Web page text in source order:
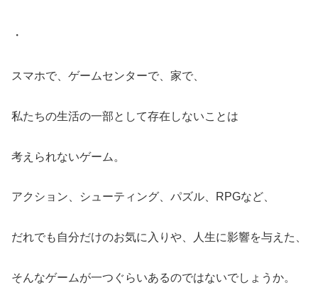
・
スマホで、ゲームセンターで、家で、
私たちの生活の一部として存在しないことは
考えられないゲーム。
アクション、シューティング、パズル、RPGなど、
だれでも自分だけのお気に入りや、人生に影響を与えた、
そんなゲームが一つぐらいあるのではないでしょうか。